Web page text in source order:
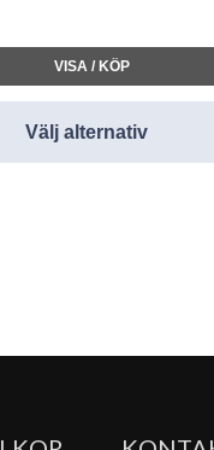
VISA / KÖP
Välj alternativ